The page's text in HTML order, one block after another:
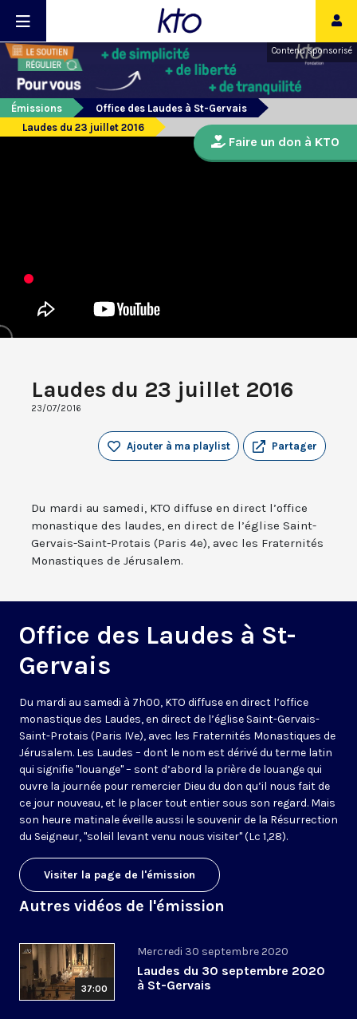
Contenu sponsorisé
Émissions
Office des Laudes à St-Gervais
Laudes du 23 juillet 2016
Laudes du 23 juillet 2016
23/07/2016
Partager
Ajouter à ma playlist
Du mardi au samedi, KTO diffuse en direct l’office
monastique des laudes, en direct de l’église Saint-
Gervais-Saint-Protais (Paris 4e), avec les Fraternités
Monastiques de Jérusalem.
Office des Laudes à St-
Gervais
Du mardi au samedi à 7h00, KTO diffuse en direct l’office
monastique des Laudes, en direct de l’église Saint-Gervais-
Saint-Protais (Paris IVe), avec les Fraternités Monastiques de
Jérusalem. Les Laudes – dont le nom est dérivé du terme latin
qui signifie "louange" – sont d’abord la prière de louange qui
ouvre la journée pour remercier Dieu du don qu’il nous fait de
ce jour nouveau, et le placer tout entier sous son regard. Mais
son heure matinale éveille aussi le souvenir de la Résurrection
du Seigneur, "soleil levant venu nous visiter" (Lc 1,28).
Visiter la page de l'émission
Autres vidéos de l'émission
37:00
Mercredi 30 septembre 2020
Laudes du 30 septembre 2020
à St-Gervais
Faire un don à KTO